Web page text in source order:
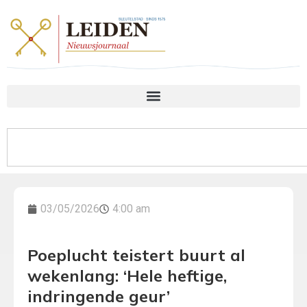
03/05/2026 4:00 am
Poeplucht teistert buurt al
wekenlang: ‘Hele heftige,
indringende geur’